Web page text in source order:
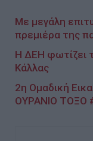
Με μεγάλη
πρεμιέρα της
Η ΔΕΗ φωτίζει
Κάλλας
2η Ομαδική
ΟΥΡΑΝΙΟ ΤΟΞΟ